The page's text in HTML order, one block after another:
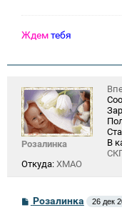
Ждемтебя
Розалинка
В
Откуда: ХМАО
С
о
Розалинка 26 дек